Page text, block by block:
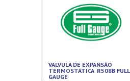
VÁLVULA DE EXPANSÃO
TERMOSTÁTICA R508B FULL
GAUGE